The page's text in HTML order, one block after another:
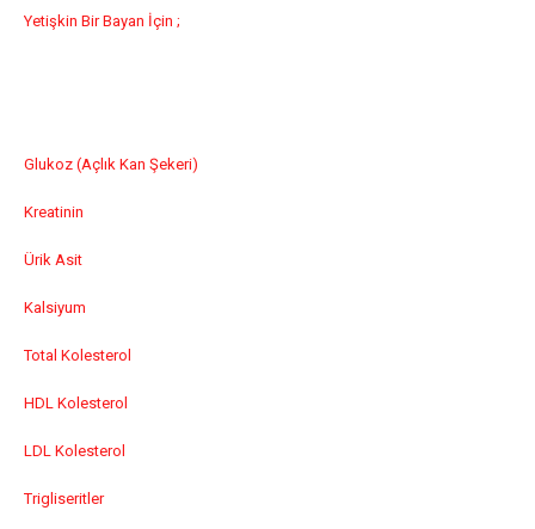
Yetişkin Bir Bayan İçin ;
Glukoz (Açlık Kan Şekeri)
Kreatinin
Ürik Asit
Kalsiyum
Total Kolesterol
HDL Kolesterol
LDL Kolesterol
Trigliseritler